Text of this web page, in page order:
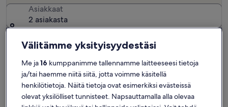
Asiakkaat
2 asiakasta
Hae
Kotka
Välitämme yksityisyydestäsi
Me ja16 kumppanimme tallennamme laitteeseesi tietoja
ja/tai haemme niitä siitä, jotta voimme käsitellä
henkilötietoja. Näitä tietoja ovat esimerkiksi evästeissä
olevat yksilölliset tunnisteet. Napsauttamalla alla olevaa